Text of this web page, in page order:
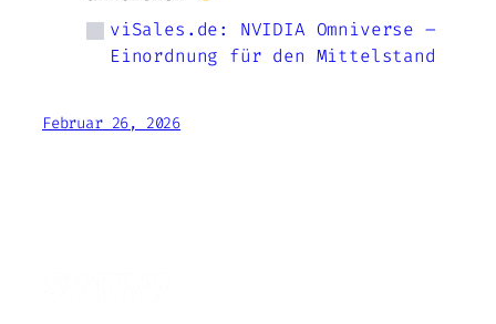
viSales.de: NVIDIA Omniverse –
Einordnung für den Mittelstand
Februar 26, 2026